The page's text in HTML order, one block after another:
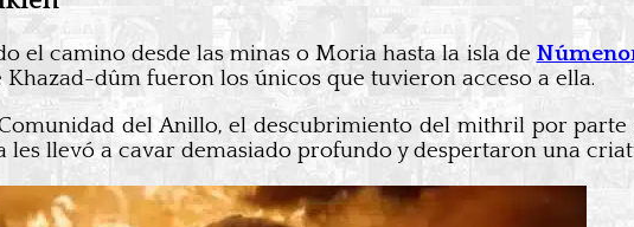
el camino desde las minas o Moria hasta la isla de
Khazad-dûm fueron los únicos que tuvieron acceso a ella.
del Anillo, el descubrimiento del mithril por
les llevó a cavar demasiado profundo y despertaron una